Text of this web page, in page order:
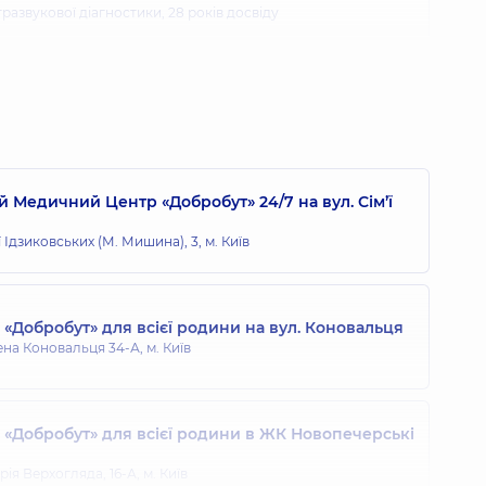
діагностики, 28 років досвіду
Євгеніївна
діагностики,11 років досвіду
Олександрівна
діагностики, 30 років досвіду
Олегович
Медичний Центр «Добробут» 24/7 на вул. Сім’ї
Ідзиковських (М. Мишина), 3, м. Київ
для всієї родини на вул. Коновальця
Коновальця 34-А, м. Київ
для всієї родини в ЖК Новопечерські
Верхогляда, 16-А, м. Київ